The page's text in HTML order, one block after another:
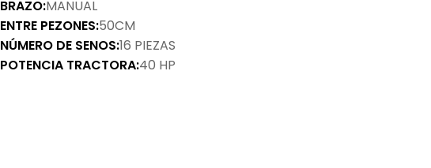
BRAZO:MANUAL
ENTRE PEZONES:50CM
NÚMERO DE SENOS:16 PIEZAS
POTENCIA TRACTORA:40 HP